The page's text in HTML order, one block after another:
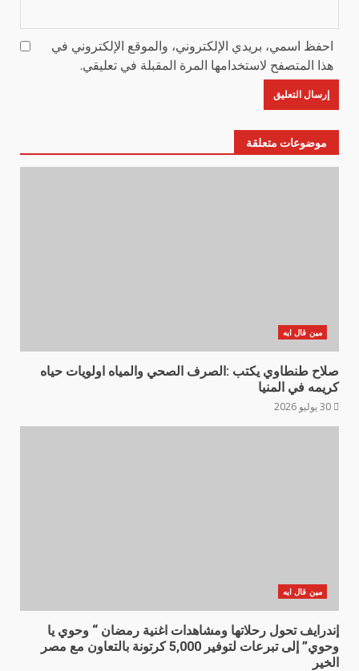
احفظ اسمي، بريدي الإلكتروني، والموقع الإلكتروني في
هذا المتصفح لاستخدامها المرة المقبلة في تعليقي.
موضوعات متعلقة
مين قال ايه
صلاح طنطاوي يكتب :الصرف الصحي والمياه اولويات حياه
كريمه في المنيا
مين قال ايه
إندرايف تحول رحلاتها ومشاهدات اغنية رمضان “ وحوي يا
وحوي” إلى تبرعات لتوفير 5,000 كرتونة بالتعاون مع مصر
الخير